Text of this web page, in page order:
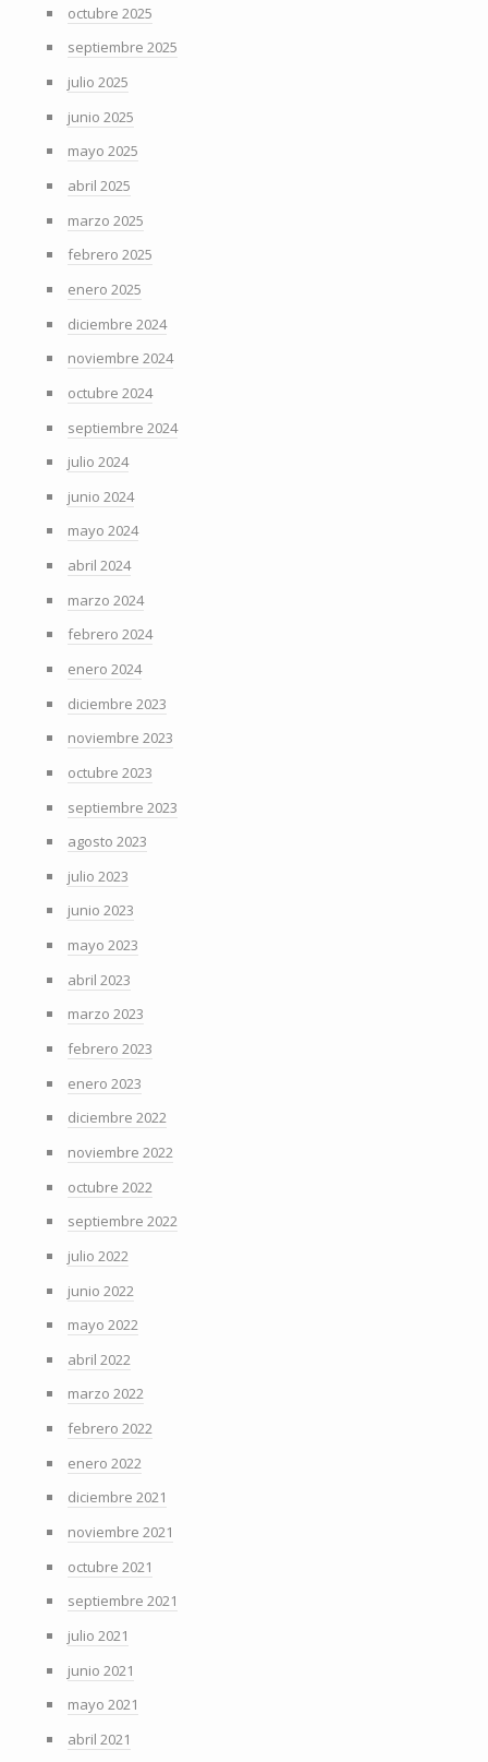
octubre 2025
septiembre 2025
julio 2025
junio 2025
mayo 2025
abril 2025
marzo 2025
febrero 2025
enero 2025
diciembre 2024
noviembre 2024
octubre 2024
septiembre 2024
julio 2024
junio 2024
mayo 2024
abril 2024
marzo 2024
febrero 2024
enero 2024
diciembre 2023
noviembre 2023
octubre 2023
septiembre 2023
agosto 2023
julio 2023
junio 2023
mayo 2023
abril 2023
marzo 2023
febrero 2023
enero 2023
diciembre 2022
noviembre 2022
octubre 2022
septiembre 2022
julio 2022
junio 2022
mayo 2022
abril 2022
marzo 2022
febrero 2022
enero 2022
diciembre 2021
noviembre 2021
octubre 2021
septiembre 2021
julio 2021
junio 2021
mayo 2021
abril 2021